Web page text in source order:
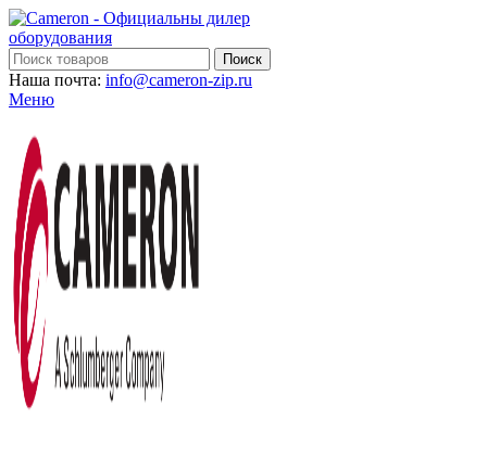
Поиск
Наша почта: info@cameron-zip.ru
Меню